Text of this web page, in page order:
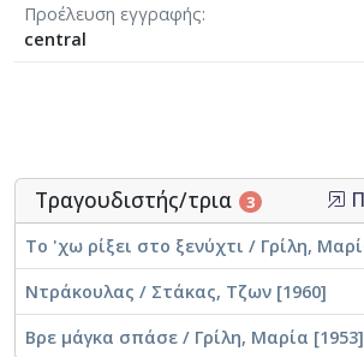
Προέλευση εγγραφής
central
Τραγουδιστής/τρια 3
Το 'χω ρίξει στο ξενύχτι / Γρίλη,
Ντράκουλας / Στάκας, Τζων [1960]
Βρε μάγκα σπάσε / Γρίλη, Μαρία [1953]